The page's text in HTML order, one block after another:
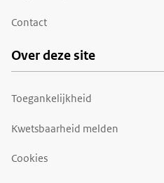
Contact
Over deze site
Toegankelijkheid
Kwetsbaarheid melden
Cookies